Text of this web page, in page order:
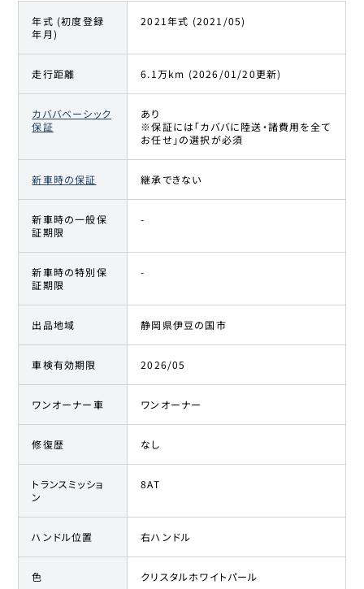
年式 (初度登録
年月)
2021年式 (2021/05)
走行距離 6.1万km (2026/01/20更新)
カババベーシック
保証
あり
※保証には「カババに陸送・諸費用を全て
お任せ」の選択が必須
新車時の保証 継承できない
新車時の一般保
証期限
-
新車時の特別保
証期限
-
出品地域 静岡県伊豆の国市
車検有効期限 2026/05
ワンオーナー車 ワンオーナー
修復歴 なし
トランスミッショ
ン
8AT
ハンドル位置 右ハンドル
色 クリスタルホワイトパール